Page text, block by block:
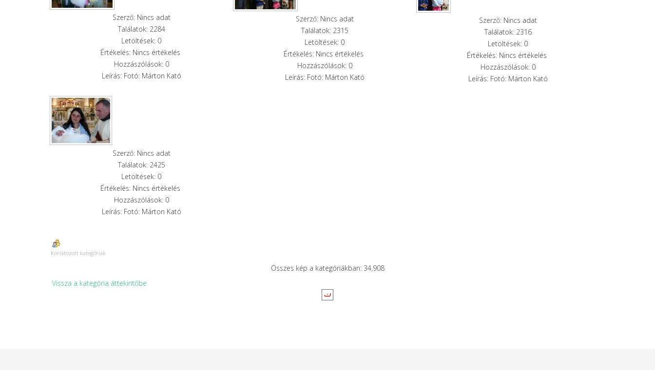
Szerző: Nincs adat
Találatok: 2284
Letöltések: 0
Értékelés: Nincs értékelés
Hozzászólások: 0
Leírás: Fotó: Márton Kató
Szerző: Nincs adat
Találatok: 2315
Letöltések: 0
Értékelés: Nincs értékelés
Hozzászólások: 0
Leírás: Fotó: Márton Kató
Szerző: Nincs adat
Találatok: 2316
Letöltések: 0
Értékelés: Nincs értékelés
Hozzászólások: 0
Leírás: Fotó: Márton Kató
Szerző: Nincs adat
Találatok: 2425
Letöltések: 0
Értékelés: Nincs értékelés
Hozzászólások: 0
Leírás: Fotó: Márton Kató
Korlátozott kategóriák
Összes kép a kategóriákban: 34,908
Vissza a kategória áttekintőbe